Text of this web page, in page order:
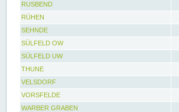
RUSBEND
RÜHEN
SEHNDE
SÜLFELD OW
SÜLFELD UW
THUNE
VELSDORF
VORSFELDE
WARBER GRABEN